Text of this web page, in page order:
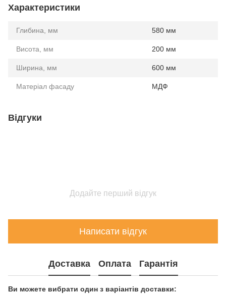
Характеристики
Глибина, мм 580 мм
Висота, мм 200 мм
Ширина, мм 600 мм
Матеріал фасаду МДФ
Відгуки
Додайте перший відгук
Написати відгук
Доставка Оплата Гарантія
Ви можете вибрати один з варіантів доставки: